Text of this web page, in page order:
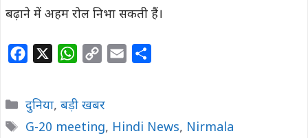
बढ़ाने में अहम रोल निभा सकती हैं।
e
b
W
t
s
y
L
l
e
Categories
दुनिया, बड़ी खबर
Tags
G-20 meeting, Hindi News, Nirmala